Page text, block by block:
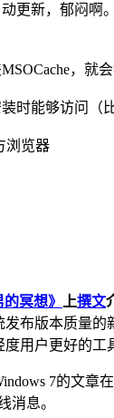
更新，郁闷啊
，就会
时能够访问（
浏览器
冥想》 上撰文
版本质量
用户更好的工
7的文章在
消息。